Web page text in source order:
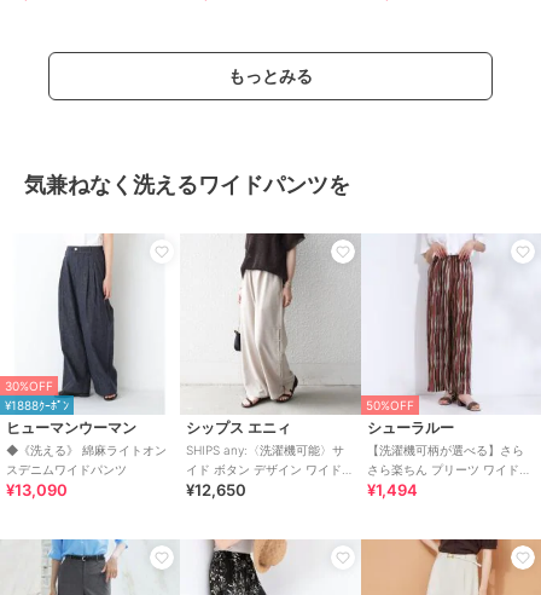
もっとみる
気兼ねなく洗えるワイドパンツを
30%OFF
¥1888ｸｰﾎﾟﾝ
ヒューマンウーマン
◆《洗える》 綿麻ライトオン
スデニムワイドパンツ
¥13,090
シップス エニィ
SHIPS any:〈洗濯機可能〉サ
イド ボタン デザイン ワイド
イージー パンツ
¥12,650
50%OFF
シューラルー
【洗濯機可柄が選べる】さら
さら楽ちん プリーツ ワイドパ
ンツ
¥1,494